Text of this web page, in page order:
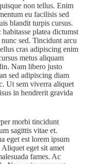
non tellus. Enim
eu facilisis sed
blandit turpis cursus.
platea dictumst
sed. Tincidunt arcu
cras adipiscing enim
metus aliquam
Nam libero justo
sed adipiscing diam
Ut sem viverra aliquet
in hendrerit gravida
morbi tincidunt
sagittis vitae et.
eget est lorem ipsum
eget sit amet
fames. Ac